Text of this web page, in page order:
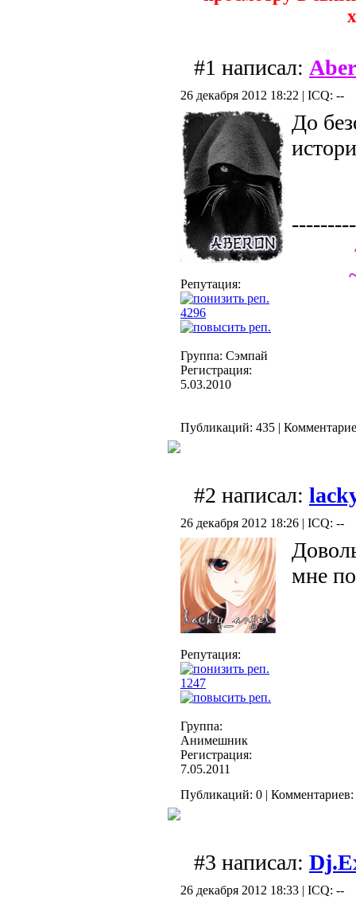
#1 написал:
26 декабря 2012 18:22 | ICQ: --
Репутация:
4296
Группа: Сэмпай
Регистрация:
5.03.2010
До
Публикаций: 435 |
#2 написал:
26 декабря 2012 18:26 | ICQ: --
Репутация:
1247
Группа:
Анимешник
Регистрация:
7.05.2011
мне
Публикаций: 0 | Комментариев:
#3 написал:
26 декабря 2012 18:33 | ICQ: --